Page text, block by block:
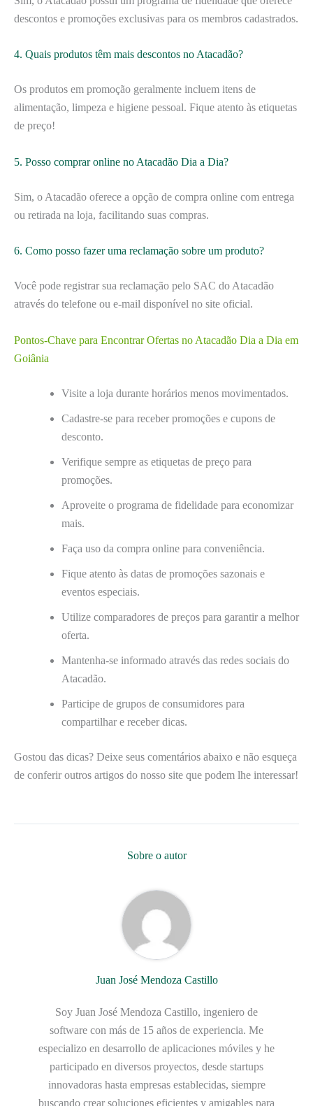
descontos e promoções exclusivas para os membros cadastrados.
4. Quais produtos têm mais descontos no Atacadão?
Os produtos em promoção geralmente incluem itens de
alimentação, limpeza e higiene pessoal. Fique atento às etiquetas
de preço!
5. Posso comprar online no Atacadão Dia a Dia?
Sim, o Atacadão oferece a opção de compra online com entrega
ou retirada na loja, facilitando suas compras.
6. Como posso fazer uma reclamação sobre um produto?
Você pode registrar sua reclamação pelo SAC do Atacadão
através do telefone ou e-mail disponível no site oficial.
Pontos-Chave para Encontrar Ofertas no Atacadão Dia a Dia em
Goiânia
Visite a loja durante horários menos movimentados.
Cadastre-se para receber promoções e cupons de
desconto.
Verifique sempre as etiquetas de preço para
promoções.
Aproveite o programa de fidelidade para economizar
mais.
Faça uso da compra online para conveniência.
Fique atento às datas de promoções sazonais e
eventos especiais.
Utilize comparadores de preços para garantir a melhor
oferta.
Mantenha-se informado através das redes sociais do
Atacadão.
Participe de grupos de consumidores para
compartilhar e receber dicas.
Gostou das dicas? Deixe seus comentários abaixo e não esqueça
de conferir outros artigos do nosso site que podem lhe interessar!
Sobre o autor
Juan José Mendoza Castillo
Soy Juan José Mendoza Castillo, ingeniero de
software con más de 15 años de experiencia. Me
especializo en desarrollo de aplicaciones móviles y he
participado en diversos proyectos, desde startups
innovadoras hasta empresas establecidas, siempre
buscando crear soluciones eficientes y amigables para